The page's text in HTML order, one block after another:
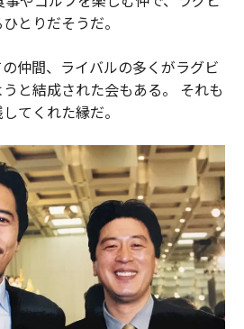
とりだそうだ。
仲間、ライバルの多くがラグビ
と結成された会もある。 それも
てくれた縁だ。